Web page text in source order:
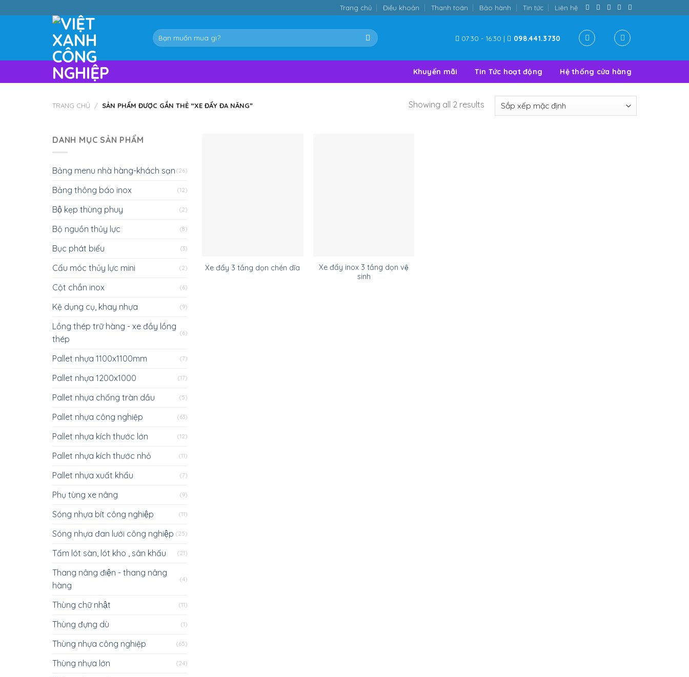
to
Trang chủ Điều khoản Thanh toán Bảo hành Tin tức Liên hệ
Tìm
kiếm:
07:30 - 16:30 | 098.441.3730
Khuyến mãi Tin Tức hoạt động Hệ thống cửa hàng
TRANG CHỦ / SẢN PHẨM ĐƯỢC GẮN THẺ “XE ĐẨY ĐA NĂNG” Showing all 2 results
DANH MỤC SẢN PHẨM
Bảng menu nhà hàng-khách sạn (26)
Bảng thông báo inox (12)
Bộ kẹp thùng phuy (2)
Bộ nguồn thủy lực (8)
Bục phát biểu (3)
Cẩu móc thủy lực mini (2)
Cột chắn inox (6)
Kệ dụng cụ, khay nhựa (9)
Lồng thép trữ hàng - xe đầy lồng
thép
(6)
Pallet nhựa 1100x1100mm (7)
Pallet nhựa 1200x1000 (17)
Pallet nhựa chống tràn dầu (5)
Pallet nhựa công nghiệp (63)
Pallet nhựa kích thước lớn (12)
Pallet nhựa kích thước nhỏ (11)
Pallet nhựa xuất khẩu (7)
Phụ tùng xe nâng (9)
Sóng nhựa bít công nghiệp (11)
Sóng nhựa đan lưới công nghiệp (25)
Tấm lót sàn, lót kho , sân khấu (21)
Thang nâng điện - thang nâng
hàng
(4)
Thùng chữ nhật (11)
Thùng đựng dù (1)
Thùng nhựa công nghiệp (65)
Thùng nhựa lớn (24)
Xe đẩy 3 tầng dọn chén dĩa
Xe đẩy inox 3 tầng dọn vệ
sinh